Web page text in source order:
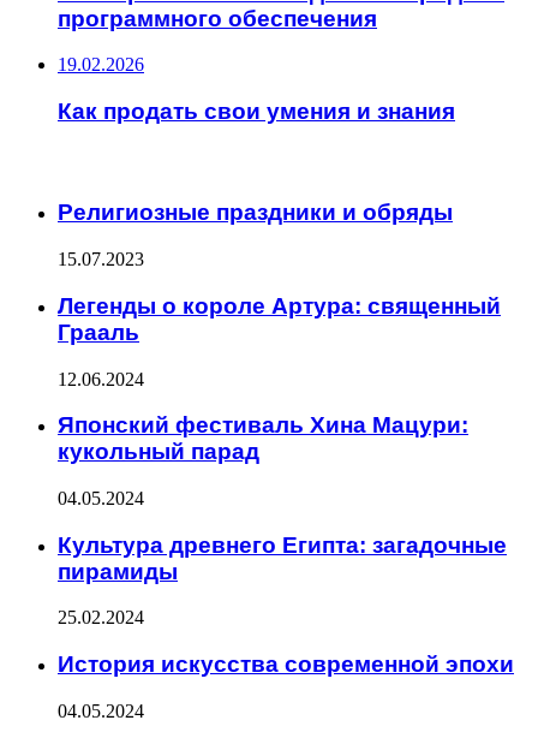
программного обеспечения
19.02.2026
Как продать свои умения и знания
Религиозные праздники и обряды
15.07.2023
Легенды о короле Артура: священный
Грааль
12.06.2024
Японский фестиваль Хина Мацури:
кукольный парад
04.05.2024
Культура древнего Египта: загадочные
пирамиды
25.02.2024
История искусства современной эпохи
04.05.2024